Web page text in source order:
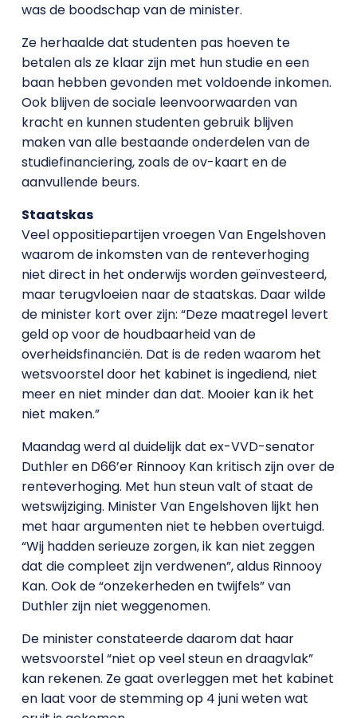
was de boodschap van de minister.
Ze herhaalde dat studenten pas hoeven te
betalen als ze klaar zijn met hun studie en een
baan hebben gevonden met voldoende inkomen.
Ook blijven de sociale leenvoorwaarden van
kracht en kunnen studenten gebruik blijven
maken van alle bestaande onderdelen van de
studiefinanciering, zoals de ov-kaart en de
aanvullende beurs.
Staatskas
Veel oppositiepartijen vroegen Van Engelshoven
waarom de inkomsten van de renteverhoging
niet direct in het onderwijs worden geïnvesteerd,
maar terugvloeien naar de staatskas. Daar wilde
de minister kort over zijn: “Deze maatregel levert
geld op voor de houdbaarheid van de
overheidsfinanciën. Dat is de reden waarom het
wetsvoorstel door het kabinet is ingediend, niet
meer en niet minder dan dat. Mooier kan ik het
niet maken.”
Maandag werd al duidelijk dat ex-VVD-senator
Duthler en D66’er Rinnooy Kan kritisch zijn over de
renteverhoging. Met hun steun valt of staat de
wetswijziging. Minister Van Engelshoven lijkt hen
met haar argumenten niet te hebben overtuigd.
“Wij hadden serieuze zorgen, ik kan niet zeggen
dat die compleet zijn verdwenen”, aldus Rinnooy
Kan. Ook de “onzekerheden en twijfels” van
Duthler zijn niet weggenomen.
De minister constateerde daarom dat haar
wetsvoorstel “niet op veel steun en draagvlak”
kan rekenen. Ze gaat overleggen met het kabinet
en laat voor de stemming op 4 juni weten wat